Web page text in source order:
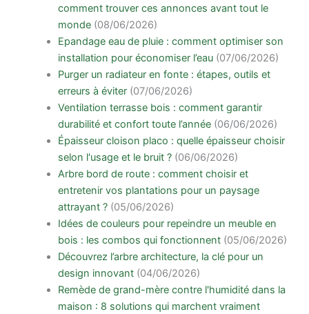
comment trouver ces annonces avant tout le
monde (08/06/2026)
Epandage eau de pluie : comment optimiser son
installation pour économiser l’eau (07/06/2026)
Purger un radiateur en fonte : étapes, outils et
erreurs à éviter (07/06/2026)
Ventilation terrasse bois : comment garantir
durabilité et confort toute l’année (06/06/2026)
Épaisseur cloison placo : quelle épaisseur choisir
selon l'usage et le bruit ? (06/06/2026)
Arbre bord de route : comment choisir et
entretenir vos plantations pour un paysage
attrayant ? (05/06/2026)
Idées de couleurs pour repeindre un meuble en
bois : les combos qui fonctionnent (05/06/2026)
Découvrez l’arbre architecture, la clé pour un
design innovant (04/06/2026)
Remède de grand-mère contre l'humidité dans la
maison : 8 solutions qui marchent vraiment